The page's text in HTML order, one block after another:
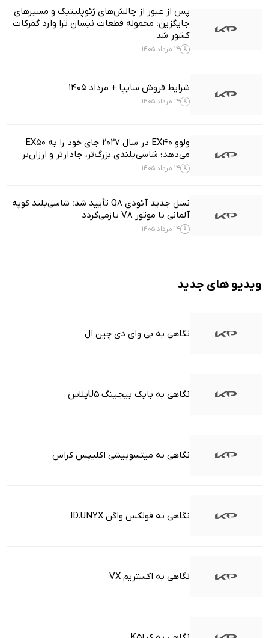
پس از عبور از چالش‌های ژئوپلیتیک و مسیرهای
جایگزین؛ محموله قطعات نیسان ترا وارد گمرکات
کشور شد
14 مرداد 1405
شرایط فروش سایپا + مرداد 1405
14 مرداد 1405
ولوو EX40 در سال ۲۰۲۷ جای خود را به EX50
می‌دهد؛ شاسی‌بلندی بزرگ‌تر، جادارتر و ارزان‌تر
14 مرداد 1405
نسل جدید آئودی Q8 تأیید شد؛ شاسی‌بلند کوپه
آلمانی با موتور V8 بازمی‌گردد
14 مرداد 1405
ویدیو های جدید
نگاهی به بی وای دی چین ال
نگاهی به بایک بیجینگ U5پلاس
نگاهی به میتسوبیشی اکلیپس کراس
نگاهی به فولکس واگن ID.UNYX
نگاهی به اکستریم VX